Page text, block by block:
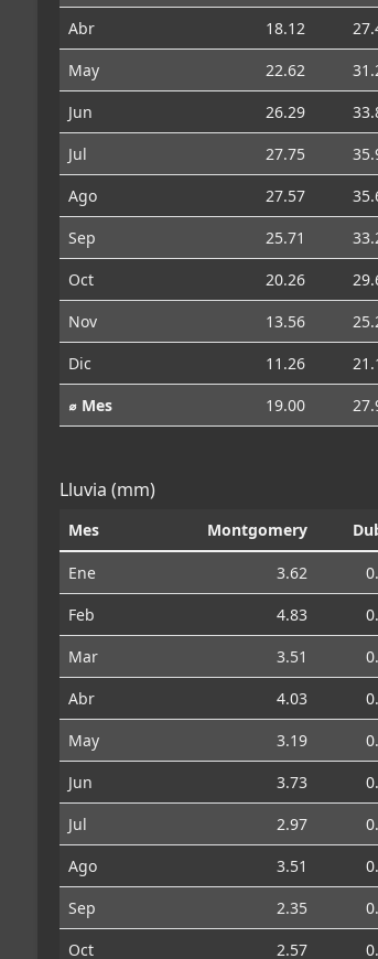
Abr
18.12
May
22.62
Jun
26.29
Jul
27.75
Ago
27.57
Sep
25.71
Oct
20.26
Nov
13.56
Dic
11.26
⌀ Mes
19.00
Lluvia (mm)
Mes Montgomery
Ene 3.62
Feb
4.83
Mar
3.51
Abr
4.03
May
3.19
Jun
3.73
Jul
2.97
Ago
3.51
Sep
2.35
Oct
2.57